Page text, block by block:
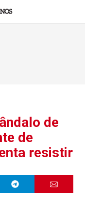
de
de
resistir